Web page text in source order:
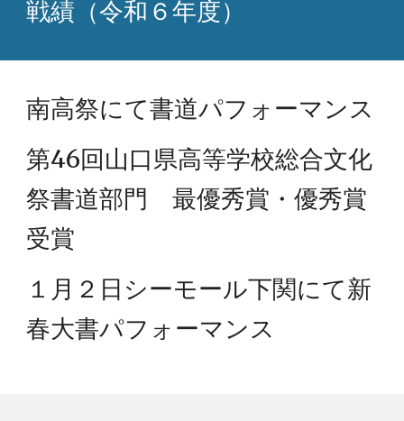
戦績（令和 ６年度）
南高祭にて書道パフォーマンス
第46回山口県高等学校総合文化
祭書道部門 最優秀賞・優秀賞
受賞
１月２日シーモール下関にて新
春大書パフォーマンス